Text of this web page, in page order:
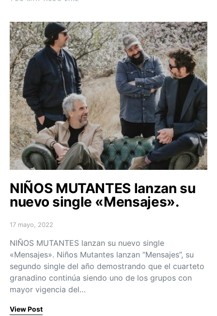
NIÑOS MUTANTES lanzan su
nuevo single «Mensajes».
Posted on
17 mayo, 2022
NIÑOS MUTANTES lanzan su nuevo single
«Mensajes». Niños Mutantes lanzan “Mensajes”, su
segundo single del año demostrando que el cuarteto
granadino continúa siendo uno de los grupos con
mayor vigencia del…
View Post